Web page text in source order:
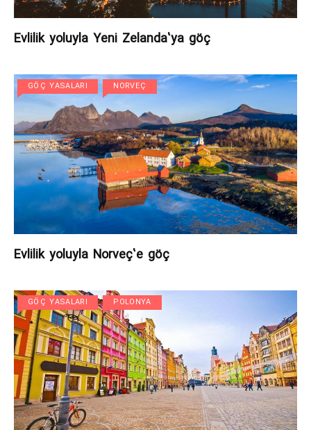
Evlilik yoluyla Yeni Zelanda’ya göç
GÖÇ YASALARI NORVEÇ
Evlilik yoluyla Norveç’e göç
GÖÇ YASALARI POLONYA